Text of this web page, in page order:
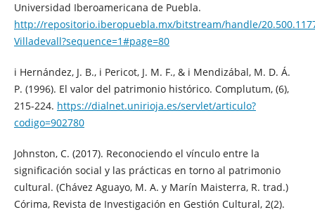
Universidad Iberoamericana de Puebla.
http://repositorio.iberopuebla.mx/bitstream/handle/
Villadevall?sequence=1#page=80
i Hernández, J. B., i Pericot, J. M. F., & i Mendizábal, M. D. Á.
P. (1996). El valor del patrimonio histórico. Complutum, (6),
215-224. https://dialnet.unirioja.es/servlet/articulo?
codigo=902780
Johnston, C. (2017). Reconociendo el vínculo entre la
significación social y las prácticas en torno al patrimonio
cultural. (Chávez Aguayo, M. A. y Marín Maisterra, R. trad.)
Córima, Revista de Investigación en Gestión Cultural, 2(2).